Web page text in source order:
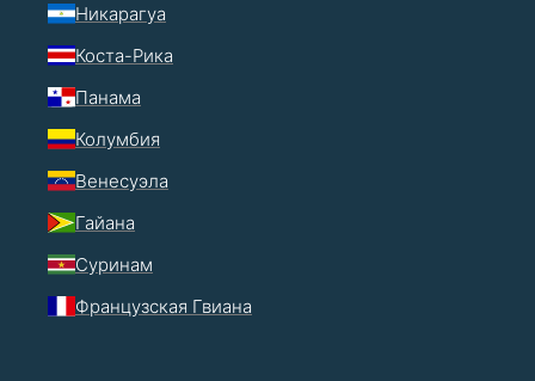
Никарагуа
Коста-Рика
Панама
Колумбия
Венесуэла
Гайана
Суринам
Французская Гвиана